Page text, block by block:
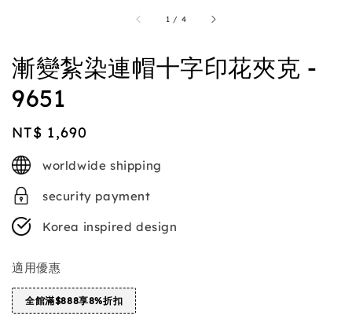
1 / 4
漸變紮染連帽十字印花夾克 -
9651
Regular
price
NT$ 1,690
worldwide shipping
security payment
Korea inspired design
適用優惠
全館滿$888享8%折扣